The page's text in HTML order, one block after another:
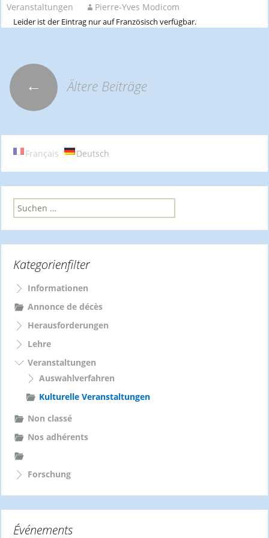
Veranstaltungen Pierre-Yves Modicom
Leider ist der Eintrag nur auf Französisch verfügbar.
Beitrags-
Navigation
← Ältere Beiträge
Français Deutsch
S
u
c
h
n
a
c
Kategorienfilter
Informationen
Annonce de décès
Herausforderungen
Lehre
Veranstaltungen
Auswahlverfahren
Kulturelle Veranstaltungen
Non classé
Nos adhérents
Forschung
Événements